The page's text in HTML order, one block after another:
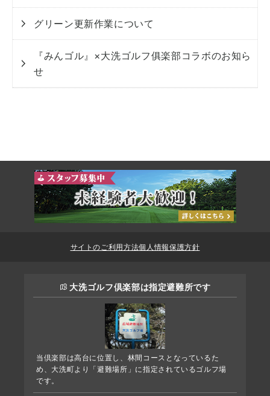
グリーン更新作業について
『みんゴル』×大洗ゴルフ俱楽部コラボのお知ら
せ
サイトのご利用方法個人情報保護方針
大洗ゴルフ倶楽部は指定避難所です
当倶楽部は高台に位置し、林間コースとなっているた
め、大洗町より「避難場所」に指定されているゴルフ場
です。